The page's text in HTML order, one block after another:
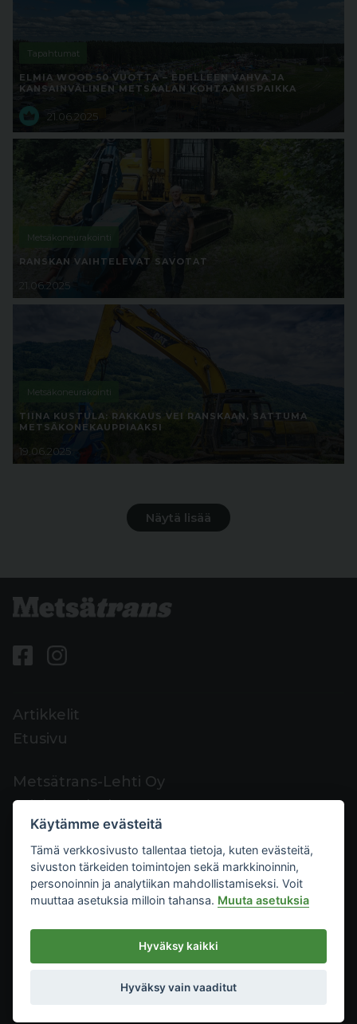
Tapahtumat
ELMIA WOOD 50 VUOTTA – EDELLEEN VAHVA JA
KANSAINVÄLINEN METSÄALAN KOHTAAMISPAIKKA
21.06.2025
Metsäkoneurakointi
RANSKAN VAIHTELEVAT SAVOTAT
21.06.2025
Metsäkoneurakointi
TIINA KUSTULA: RAKKAUS VEI RANSKAAN, SATTUMA
METSÄKONEKAUPPIAAKSI
19.06.2025
Näytä lisää
Artikkelit
Etusivu
Metsätrans-Lehti Oy
Asiakaspalvelu
Yhteystiedot
Palaute
Mediakortti
Metsätrans-Lehti Oy
2026
Tietosuoja
Käytämme evästeitä
Tämä verkkosivusto tallentaa tietoja, kuten evästeitä,
sivuston tärkeiden toimintojen sekä markkinoinnin,
personoinnin ja analytiikan mahdollistamiseksi. Voit
muuttaa asetuksia milloin tahansa. Muuta asetuksia
Hyväksy kaikki
Hyväksy vain vaaditut